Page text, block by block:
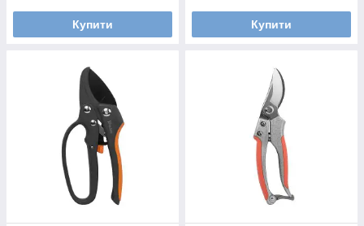
Купити Купити